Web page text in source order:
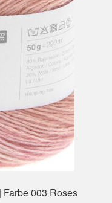
Farbe 003 Roses